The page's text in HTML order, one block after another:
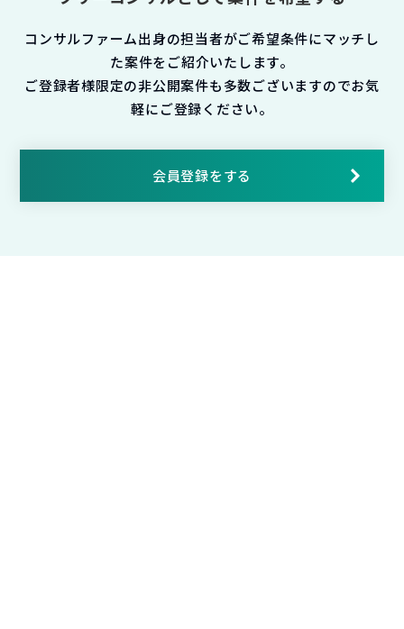
コンサルファーム出身の担当者がご希望条件にマッチし
た案件をご紹介いたします。
ご登録者様限定の非公開案件も多数ございますのでお気
軽にご登録ください。
会員登録をする